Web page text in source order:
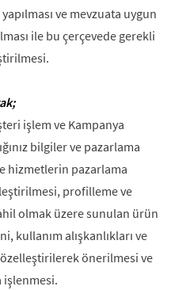
ve mevzuata uygun
ile bu çerçevede gerekli
işlem ve Kampanya
bilgiler ve pazarlama
hizmetlerin pazarlama
profilleme ve
olmak üzere sunulan ürün
kullanım alışkanlıkları ve
özelleştirilerek önerilmesi ve
işlenmesi.